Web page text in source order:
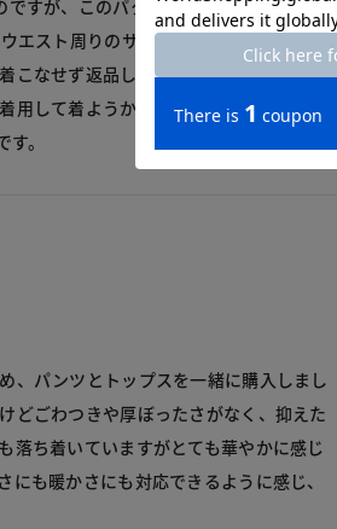
すが、このパタンはすごく大きいです。
エスト周りのサイズは大きく、ダボっと
こなせず返品しようか迷いましたが、冬
用して着ようかと思います。この大きさ
。
、パンツとトップスを一緒に購入しまし
どごわつきや厚ぼったさがなく、抑えた
落ち着いていますがとても華やかに感じ
も暖かさにも対応できるように感じ、